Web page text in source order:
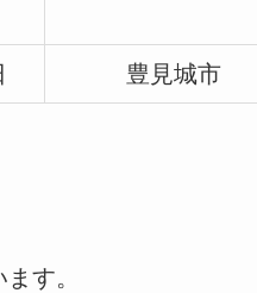
豊見城市
す。